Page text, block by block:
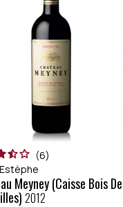
6
2012